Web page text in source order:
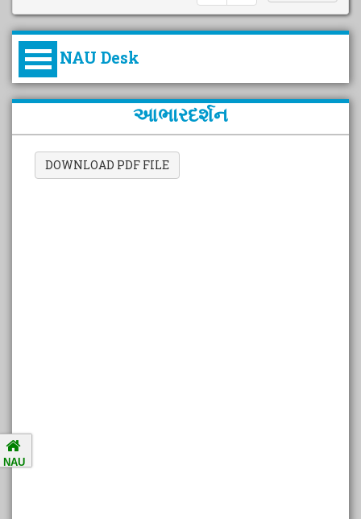
NAU Desk
કુલપતિની પરિવર્તનકારી પહેલનું
વિહંગાવલોકન (ઓક્ટોબર ૨૦૨૦-૨૦૨૫)
આભારદર્શન
DOWNLOAD PDF FILE
NAU